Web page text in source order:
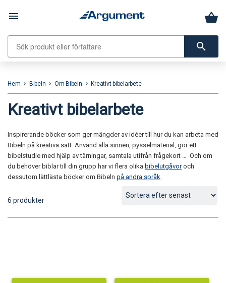
menu
search
Hem keyboard_arrow_right Bibeln keyboard_arrow_right Om Bibeln keyboard_arrow_right Kreativt bibelarbete
Kreativt bibelarbete
Inspirerande böcker som ger mängder av idéer till hur du kan arbeta med
Bibeln på kreativa sätt. Använd alla sinnen, pysselmaterial, gör ett
bibelstudie med hjälp av tärningar, samtala utifrån frågekort … Och om
du behöver biblar till din grupp har vi flera olika bibelutgåvoroch
dessutom lättlästa böcker om Bibeln på andra språk
6 produkter